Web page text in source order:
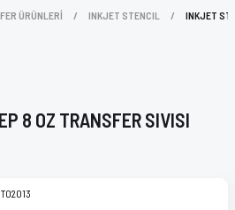
ÜRÜNLERİ INKJET STENCIL INKJET
8 OZ TRANSFER SIVISI